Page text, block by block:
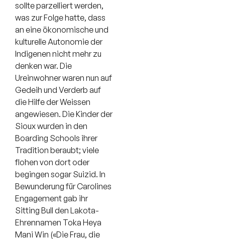
sollte parzelliert werden,
was zur Folge hatte, dass
an eine ökonomische und
kulturelle Autonomie der
Indigenen nicht mehr zu
denken war. Die
Ureinwohner waren nun auf
Gedeih und Verderb auf
die Hilfe der Weissen
angewiesen. Die Kinder der
Sioux wurden in den
Boarding Schools ihrer
Tradition beraubt; viele
flohen von dort oder
begingen sogar Suizid. In
Bewunderung für Carolines
Engagement gab ihr
Sitting Bull den Lakota-
Ehrennamen Toka Heya
Mani Win («Die Frau, die